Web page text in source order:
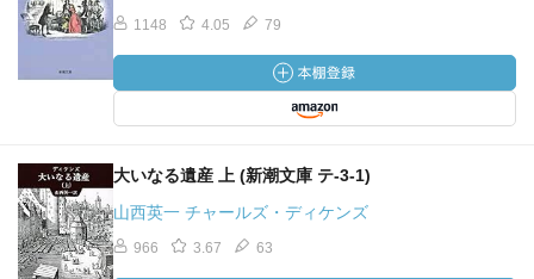
1148 4.05 79
大いなる遺産 上 (新潮文庫 テ-3-1)
山西英一 チャールズ・ディケンズ
966 3.67 63